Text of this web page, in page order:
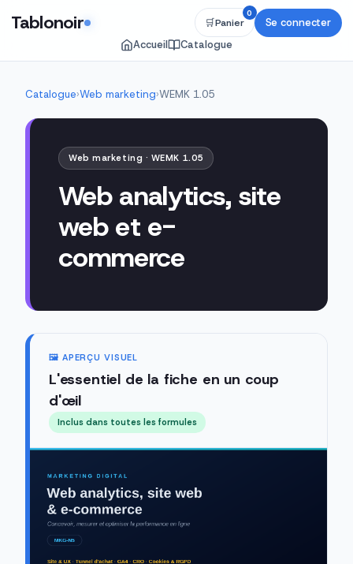
Tablonoir
Accueil Catalogue
🛒Panier
0
Se connecter
Catalogue›Web marketing›WEMK 1.05
Web marketing · WEMK 1.05
Web analytics, site
web et e-
commerce
🖼️ APERÇU VISUEL
L'essentiel de la fiche en un coup
d'œil
Inclus dans toutes les formules